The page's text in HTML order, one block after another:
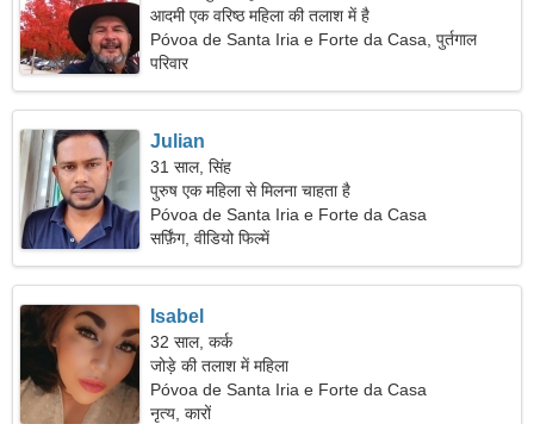
आदमी एक वरिष्ठ महिला की तलाश में है
Póvoa de Santa Iria e Forte da Casa, पुर्तगाल
परिवार
Julian
31 साल, सिंह
पुरुष एक महिला से मिलना चाहता है
Póvoa de Santa Iria e Forte da Casa
सर्फ़िंग, वीडियो फिल्में
Isabel
32 साल, कर्क
जोड़े की तलाश में महिला
Póvoa de Santa Iria e Forte da Casa
नृत्य, कारों